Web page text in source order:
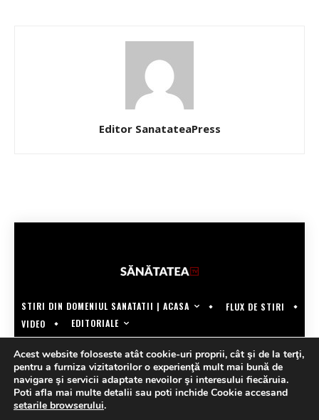
Editor SanatateaPress
STIRI DIN DOMENIUL SANATATII | ACASA
FLUX DE STIRI
VIDEO
EDITORIALE
Acest website foloseste atât cookie-uri proprii, cât şi de la terţi,
pentru a furniza vizitatorilor o experienţă mult mai bună de
navigare şi servicii adaptate nevoilor şi interesului fiecăruia.
Poti afla mai multe detalii sau poti inchide Cookie accesand
setarile browserului.